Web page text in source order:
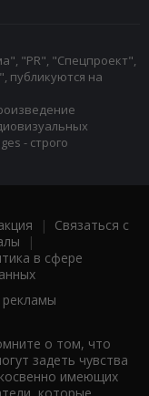
"PR", "Спецпроект",
публикуются на
- строго
| Связаться с
|
в сфере
о том, что
задеть чувства
имеющих